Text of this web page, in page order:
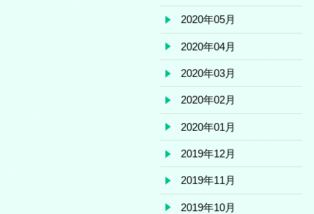
2020年05月
2020年04月
2020年03月
2020年02月
2020年01月
2019年12月
2019年11月
2019年10月